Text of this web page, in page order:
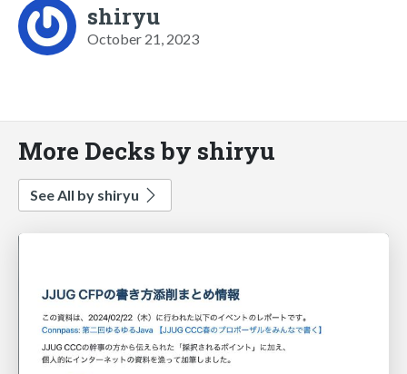
shiryu
October 21, 2023
More Decks by shiryu
See All by shiryu